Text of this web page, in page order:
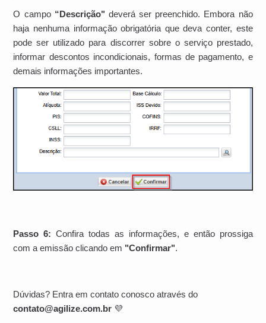
O campo “Descrição" deverá ser preenchido. Embora não
haja nenhuma informação obrigatória que deva conter, este
pode ser utilizado para discorrer sobre o serviço prestado,
informar descontos incondicionais, formas de pagamento, e
demais informações importantes.
Passo 6: Confira todas as informações, e então prossiga
com a emissão clicando em "Confirmar".
Dúvidas? Entra em contato conosco através do
contato@agilize.com.br 💜